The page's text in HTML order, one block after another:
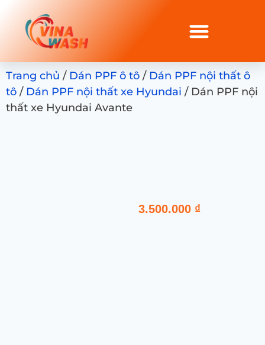
Trang chủ / Dán PPF ô tô / Dán PPF nội thất ô
tô / Dán PPF nội thất xe Hyundai / Dán PPF nội
thất xe Hyundai Avante
3.500.000 ₫